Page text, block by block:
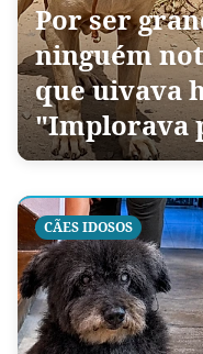
Por ser
ninguém
que uivava
"Implorava
CÃES IDOSOS